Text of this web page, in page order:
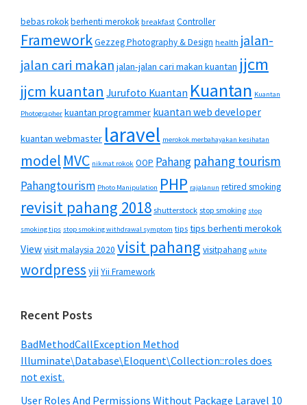
bebas rokokberhenti merokok breakfast Controller
FrameworkGezzeg Photography & Design health jalan-
jalan cari makan jalan-jalan cari makan kuantan jjcm
jjcm kuantan Jurufoto Kuantan Kuantan Kuantan
Photographer kuantan programmer kuantan web developer
kuantan webmaster laravel merokok merbahayakan kesihatan
model MVC nikmat rokok OOP Pahang pahang tourism
Pahangtourism Photo Manipulation PHP rajalanun retired smoking
revisit pahang 2018 shutterstock stop smoking stop
smoking tips stop smoking withdrawal symptom tips tips berhenti merokok
Viewvisit malaysia 2020 visit pahang visitpahang white
wordpress yii Yii Framework
Recent Posts
BadMethodCallException Method
Illuminate\Database\Eloquent\Collection::roles does
not exist.
User Roles And Permissions Without Package Laravel 10